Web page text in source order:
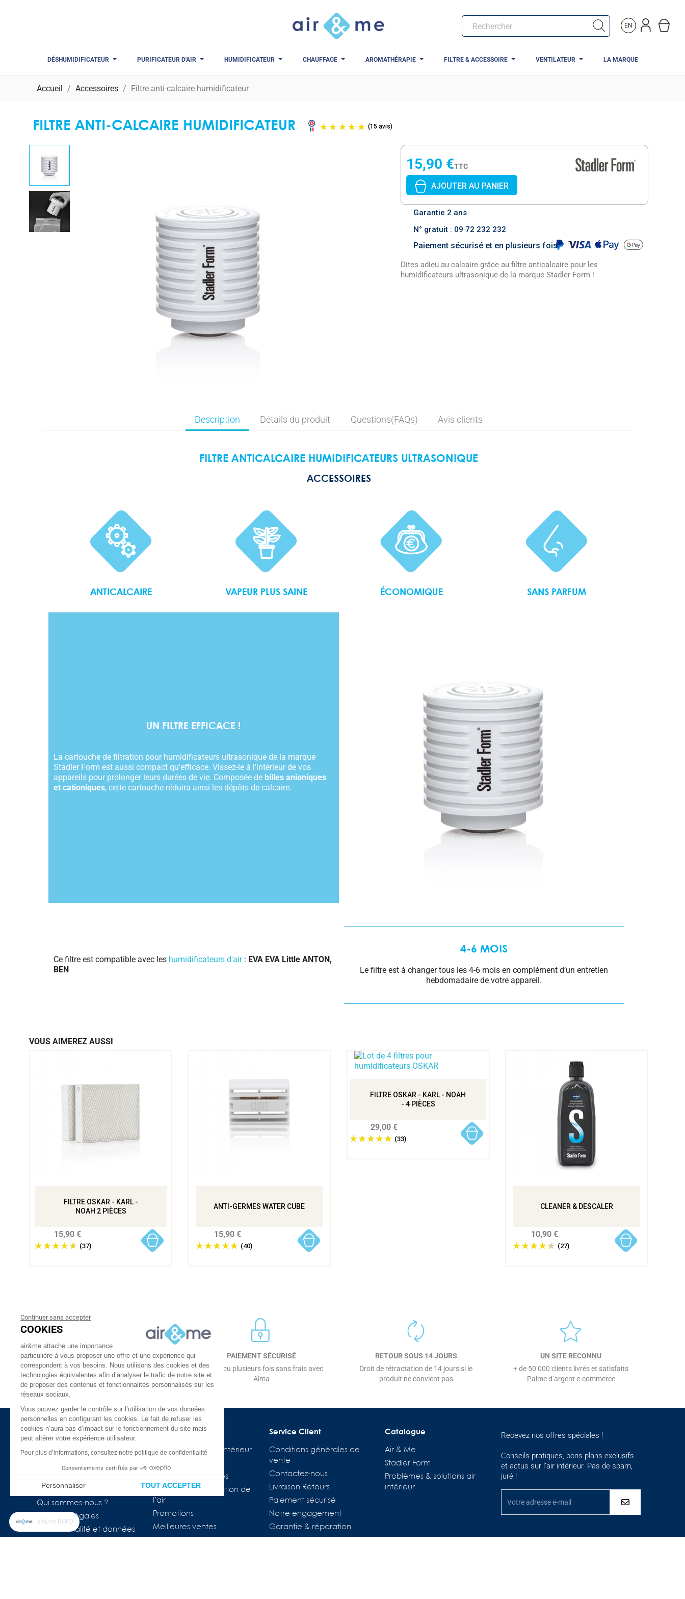
EN
DÉSHUMIDIFICATEUR PURIFICATEUR D'AIR HUMIDIFICATEUR CHAUFFAGE AROMATHÉRAPIE FILTRE & ACCESSOIRE VENTILATEUR LA MARQUE
Accueil Accessoires Filtre anti-calcaire humidificateur
FILTRE ANTI-CALCAIRE HUMIDIFICATEUR
15,90 €TTC
AJOUTER AU PANIER
Garantie 2 ans
N° gratuit : 09 72 232 232
Paiement sécurisé et en plusieurs fois
Dites adieu au calcaire grâce au filtre anticalcaire pour les
humidificateurs ultrasonique de la marque Stadler Form !
Description Détails du produit Questions(FAQs) Avis clients
FILTRE ANTICALCAIRE HUMIDIFICATEURS ULTRASONIQUE
ACCESSOIRES
ANTICALCAIRE VAPEUR PLUS SAINE ÉCONOMIQUE SANS PARFUM
UN FILTRE EFFICACE !
La cartouche de filtration pour humidificateurs ultrasonique de la marque
Stadler Form est aussi compact qu’efficace. Vissez-le à l’intérieur de vos
appareils pour prolonger leurs durées de vie. Composée debilles anioniques
et cationiques, cette cartouche réduira ainsi les dépôts de calcaire.
Ce filtre est compatible avec les humidificateurs d'air: EVA EVA Little ANTON,
BEN
4-6 MOIS
Le filtre est à changer tous les 4-6 mois en complément d’un entretien
hebdomadaire de votre appareil.
VOUS AIMEREZ AUSSI
FILTRE OSKAR - KARL -
NOAH 2 PIÈCES
(37)
15,90 €
ANTI-GERMES WATER CUBE
(40)
15,90 €
FILTRE OSKAR - KARL - NOAH
- 4 PIÈCES
(33)
29,00 €
CLEANER & DESCALER
(27)
10,90 €
LIVRAISON GRATUITE
À partir de 30€
En 24 ou 48h chez vous
PAIEMENT SÉCURISÉ
En une ou plusieurs fois sans frais avec
Alma
RETOUR SOUS 14 JOURS
Droit de rétractation de 14 jours si le
produit ne convient pas
UN SITE RECONNU
+ de 50 000 clients livrés et satisfaits
Palme d’argent e-commerce
à propos d'air&me
La société
Avis Clients ★★★★★
Qui sommes-nous ?
Mentions légales
Confidentialité et données
Besoin d'aide ?
Nos guides de l'air intérieur
Lexique
Appareils connectés
COVID-19 & purification de
l’air
Promotions
Meilleures ventes
Service Client
Conditions générales de
vente
Contactez-nous
Livraison Retours
Paiement sécurisé
Notre engagement
Garantie & réparation
Catalogue
Air & Me
Stadler Form
Problèmes & solutions air
intérieur
Recevez nos offres spéciales !
Conseils pratiques, bons plans exclusifs
et actus sur l’air intérieur. Pas de spam,
juré !
Continuer sans accepter
COOKIES
air&me attache une importance
particulière à vous proposer une offre et une expérience qui
correspondent à vos besoins. Nous utilisons des cookies et des
technologies équivalentes afin d’analyser le trafic de notre site et
de proposer des contenus et fonctionnalités personnalisés sur les
réseaux sociaux.
Vous pouvez garder le contrôle sur l’utilisation de vos données
personnelles en configurant les cookies. Le fait de refuser les
cookies n’aura pas d’impact sur le fonctionnement du site mais
peut altérer votre expérience utilisateur.
Pour plus d’informations, consultez notre politique de confidentialité
Consentements certifiés par
Personnaliser TOUT ACCEPTER
Axeptio consent
Plateforme de Gestion du Consentement : Personnalisez vos Options
Notre plateforme vous permet d'adapter et de gérer vos paramètres de confidentialité, en garantissant la conformité avec les réglementations. Personnalisez vos préférences pour contrôler la
air&me RGPD